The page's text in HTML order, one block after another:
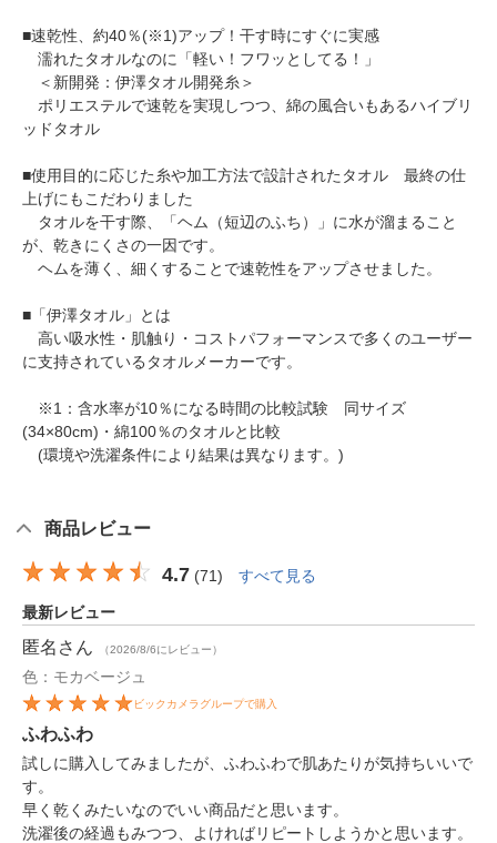
■速乾性、約40％(※1)アップ！干す時にすぐに実感
濡れたタオルなのに「軽い！フワッとしてる！」
＜新開発：伊澤タオル開発糸＞
ポリエステルで速乾を実現しつつ、綿の風合いもあるハイブリ
ッドタオル
■使用目的に応じた糸や加工方法で設計されたタオル 最終の仕
上げにもこだわりました
タオルを干す際、「ヘム（短辺のふち）」に水が溜まること
が、乾きにくさの一因です。
ヘムを薄く、細くすることで速乾性をアップさせました。
■「伊澤タオル」とは
高い吸水性・肌触り・コストパフォーマンスで多くのユーザー
に支持されているタオルメーカーです。
※1：含水率が10％になる時間の比較試験 同サイズ
(34×80cm)・綿100％のタオルと比較
(環境や洗濯条件により結果は異なります。)
商品レビュー
4.7 (71) すべて見る
最新レビュー
匿名 さん （2026/8/6にレビュー）
色：モカベージュ
ビックカメラグループで購入
ふわふわ
試しに購入してみましたが、ふわふわで肌あたりが気持ちいいで
す。
早く乾くみたいなのでいい商品だと思います。
洗濯後の経過もみつつ、よければリピートしようかと思います。